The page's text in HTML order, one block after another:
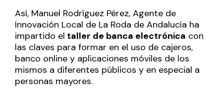
Así, Manuel Rodríguez Pérez, Agente de
Innovación Local de La Roda de Andalucía ha
impartido el taller de banca electrónica con
las claves para formar en el uso de cajeros,
banco online y aplicaciones móviles de los
mismos a diferentes públicos y en especial a
personas mayores.